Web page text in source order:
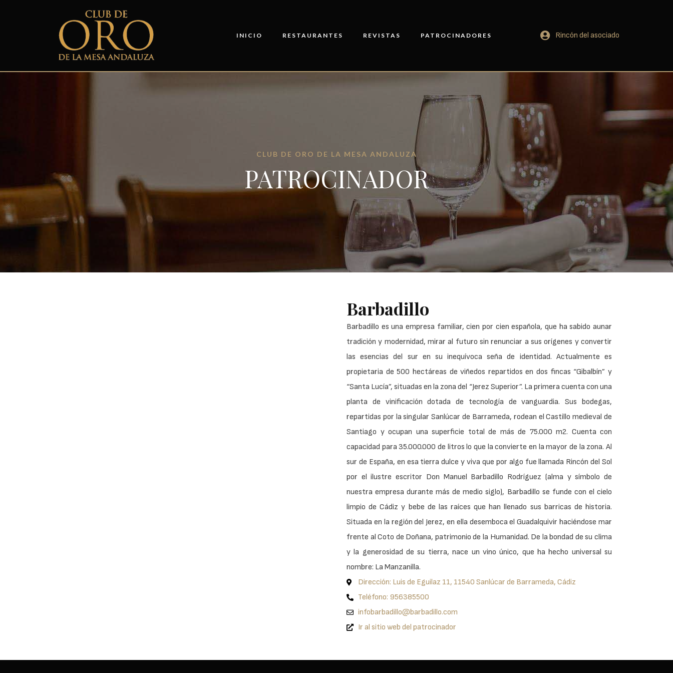
INICIO RESTAURANTES REVISTAS PATROCINADORES Rincón del asociado
CLUB DE ORO DE LA MESA ANDALUZA
PATROCINADOR
Barbadillo
Barbadillo es una empresa familiar, cien por cien española, que ha sabido aunar
tradición y modernidad, mirar al futuro sin renunciar a sus orígenes y convertir
las esencias del sur en su inequívoca seña de identidad. Actualmente es
propietaria de 500 hectáreas de viñedos repartidos en dos fincas “Gibalbín” y
“Santa Lucía”, situadas en la zona del “Jerez Superior”. La primera cuenta con una
planta de vinificación dotada de tecnología de vanguardia. Sus bodegas,
repartidas por la singular Sanlúcar de Barrameda, rodean el Castillo medieval de
Santiago y ocupan una superficie total de más de 75.000 m2. Cuenta con
capacidad para 35.000.000 de litros lo que la convierte en la mayor de la zona. Al
sur de España, en esa tierra dulce y viva que por algo fue llamada Rincón del Sol
por el ilustre escritor Don Manuel Barbadillo Rodríguez (alma y símbolo de
nuestra empresa durante más de medio siglo), Barbadillo se funde con el cielo
limpio de Cádiz y bebe de las raíces que han llenado sus barricas de historia.
Situada en la región del Jerez, en ella desemboca el Guadalquivir haciéndose mar
frente al Coto de Doñana, patrimonio de la Humanidad. De la bondad de su clima
y la generosidad de su tierra, nace un vino único, que ha hecho universal su
nombre: La Manzanilla.
Dirección: Luis de Eguilaz 11, 11540 Sanlúcar de Barrameda, Cádiz
Teléfono: 956385500
infobarbadillo@barbadillo.com
Ir al sitio web del patrocinador